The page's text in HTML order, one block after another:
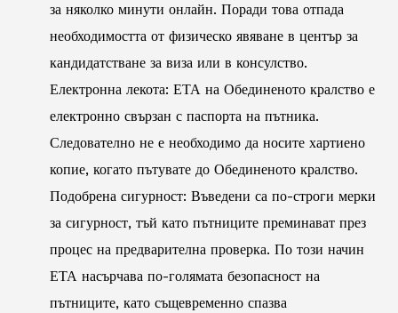
за няколко минути онлайн. Поради това отпада
необходимостта от физическо явяване в център за
кандидатстване за виза или в консулство.
Електронна лекота: ЕТА на Обединеното кралство е
електронно свързан с паспорта на пътника.
Следователно не е необходимо да носите хартиено
копие, когато пътувате до Обединеното кралство.
Подобрена сигурност: Въведени са по-строги мерки
за сигурност, тъй като пътниците преминават през
процес на предварителна проверка. По този начин
ЕТА насърчава по-голямата безопасност на
пътниците, като същевременно спазва